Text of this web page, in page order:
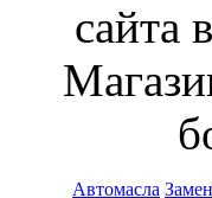
сайта
Автомасла